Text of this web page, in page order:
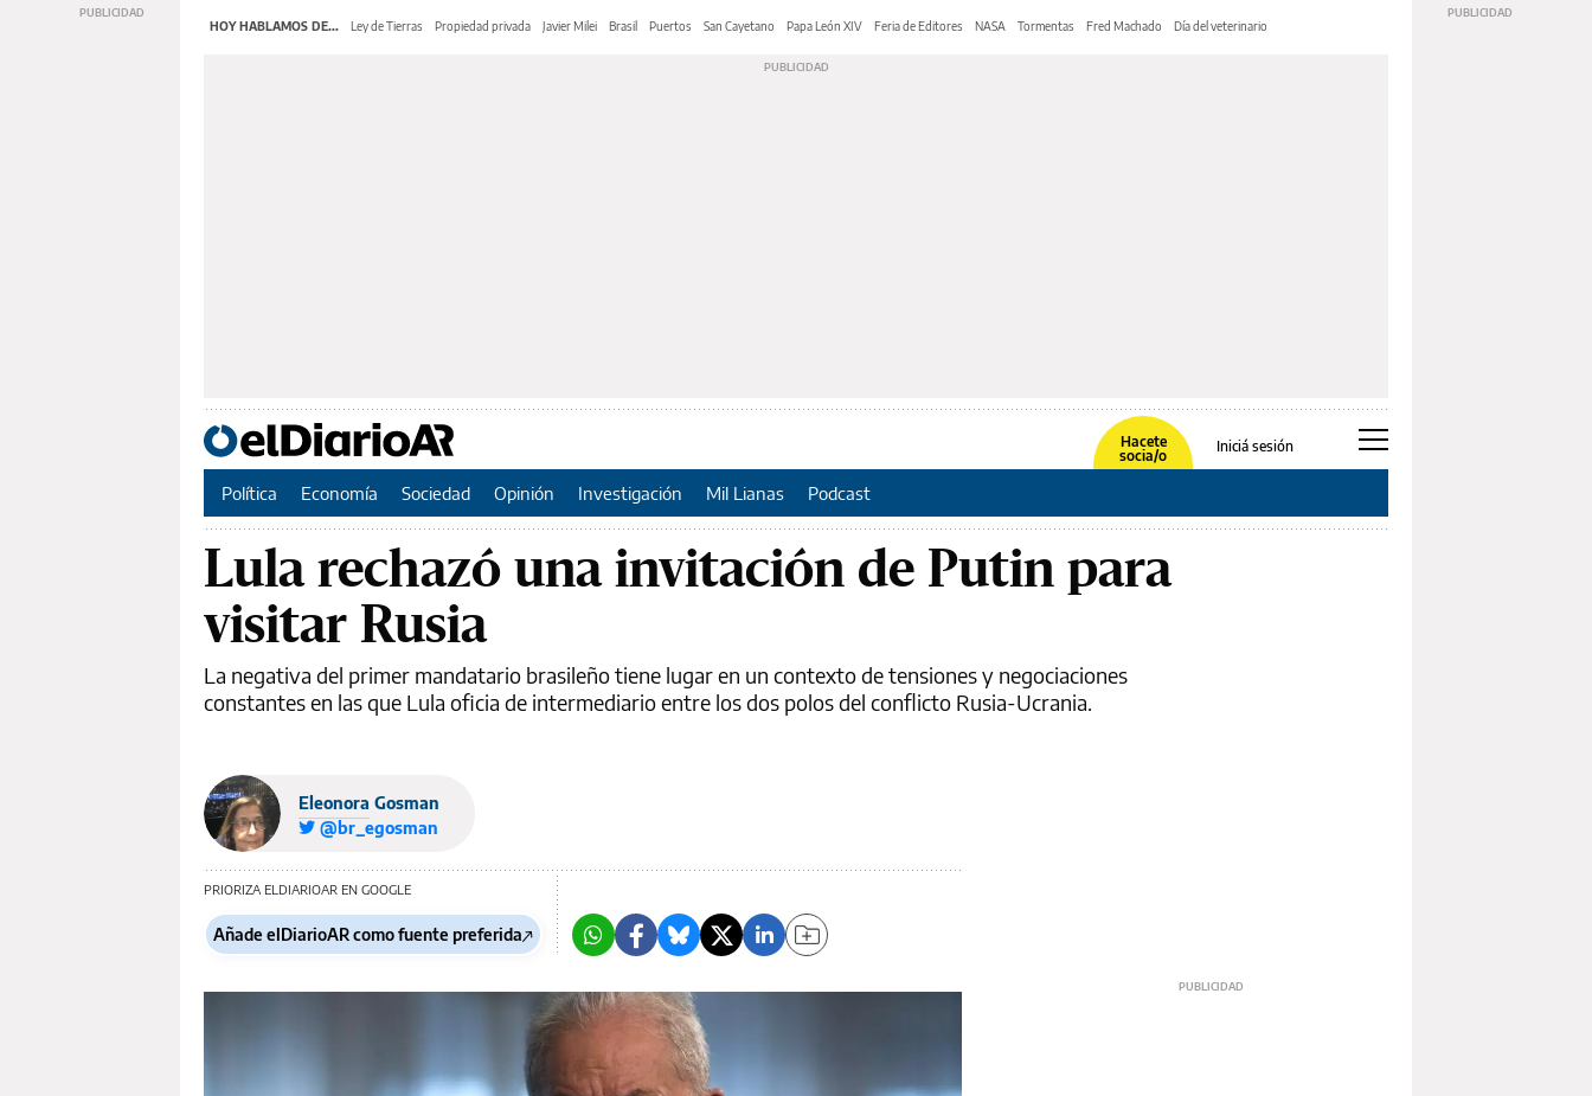
HOY HABLAMOS DE... Ley de Tierras Propiedad privada Javier Milei Brasil Puertos San Cayetano Papa León XIV Feria de Editores NASA Tormentas Fred Machado Día del veterinario
Hacete
socia/o
Iniciá sesión
Política Economía Sociedad Opinión Investigación Mil Lianas Podcast
Lula rechazó una invitación de Putin para
visitar Rusia
La negativa del primer mandatario brasileño tiene lugar en un contexto de tensiones y negociaciones
constantes en las que Lula oficia de intermediario entre los dos polos del conflicto Rusia-Ucrania.
Eleonora Gosman
@br_egosman
PRIORIZA ELDIARIOAR EN GOOGLE
Añade elDiarioAR como fuente preferida